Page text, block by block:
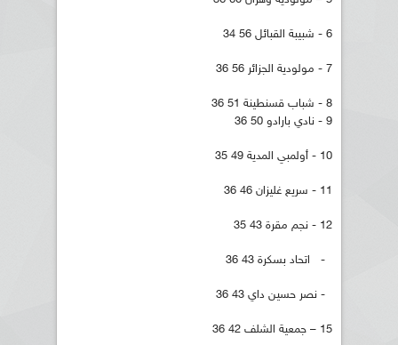
6 - شبيبة القبائل 56 34
7 - مولودية الجزائر 56 36
8 - شباب قسنطينة 51 36
9 - نادي بارادو 50 36
10 - أولمبي المدية 49 35
11 - سريع غليزان 46 36
12 - نجم مقرة 43 35
- اتحاد بسكرة 43 36
- نصر حسين داي 43 36
15 – جمعية الشلف 42 36